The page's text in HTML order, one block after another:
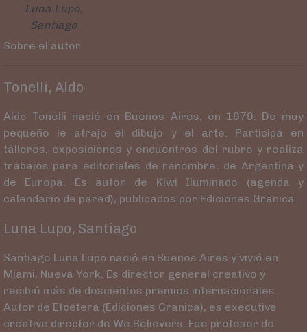
Luna Lupo,
Santiago
Sobre el autor
Tonelli, Aldo
Aldo Tonelli nació en Buenos Aires, en 1979. De muy
pequeño le atrajo el dibujo y el arte. Participa en
talleres, exposiciones y encuentros del rubro y realiza
trabajos para editoriales de renombre, de Argentina y
de Europa. Es autor de Kiwi Iluminado (agenda y
calendario de pared), publicados por Ediciones Granica.
Luna Lupo, Santiago
Santiago Luna Lupo nació en Buenos Aires y vivió en
Miami, Nueva York. Es director general creativo y
recibió más de doscientos premios internacionales.
Autor de Etcétera (Ediciones Granica), es executive
creative director de We Believers. Fue profesor de